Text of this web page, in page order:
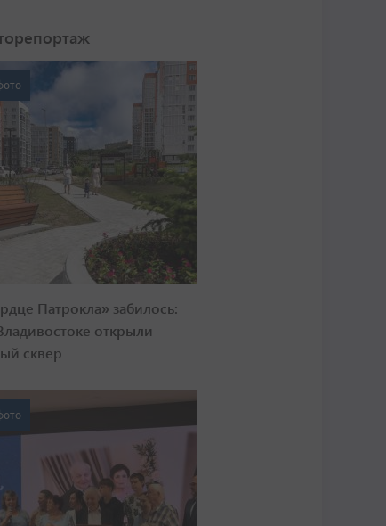
Патрокла» забилось:
открыли
сквер